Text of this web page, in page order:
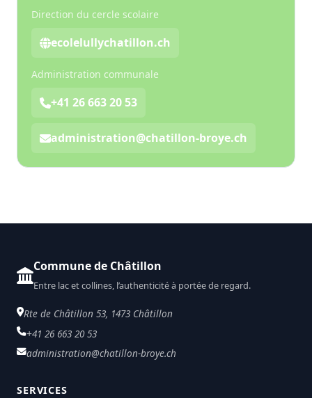
Direction du cercle scolaire
ecolelullychatillon.ch
Administration communale
+41 26 663 20 53
administration@chatillon-broye.ch
Commune de Châtillon
Entre lac et collines, l’authenticité à portée de regard.
Rte de Châtillon 53, 1473 Châtillon
+41 26 663 20 53
administration@chatillon-broye.ch
SERVICES